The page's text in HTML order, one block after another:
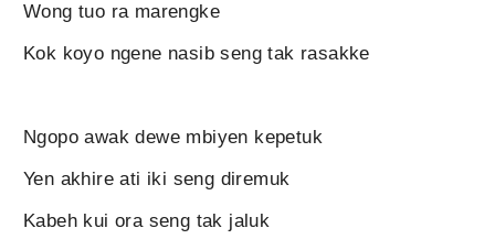
Wong tuo ra marengke
Kok koyo ngene nasib seng tak rasakke
Ngopo awak dewe mbiyen kepetuk
Yen akhire ati iki seng diremuk
Kabeh kui ora seng tak jaluk